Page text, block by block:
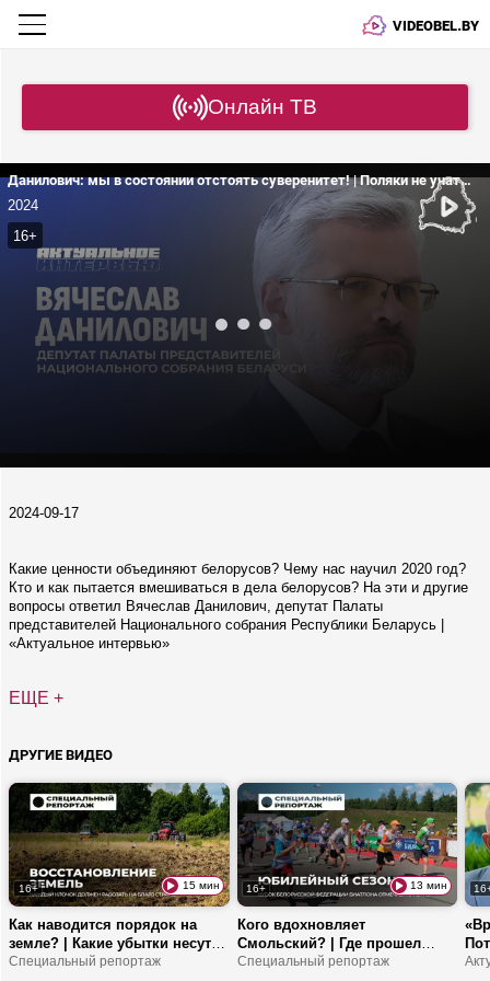
VIDEOBEL.BY
Онлайн ТВ
Данилович: мы в состоянии отстоять суверенитет! | Поляки не учат уроки истории | Как объединился белорусский народ?
2024
16+
2024-09-17
Какие ценности объединяют белорусов? Чему нас научил 2020 год?
Кто и как пытается вмешиваться в дела белорусов? На эти и другие
вопросы ответил Вячеслав Данилович, депутат Палаты
представителей Национального собрания Республики Беларусь |
«Актуальное интервью»
ЕЩЕ +
ДРУГИЕ ВИДЕО
16+ 15 мин
Как наводится порядок на
земле? | Какие убытки несут
заросшие поля? | Почему
Специальный репортаж
16+ 13 мин
Кого вдохновляет
Смольский? | Где прошел
Кубок БФБ? | Что эти
Специальный репортаж